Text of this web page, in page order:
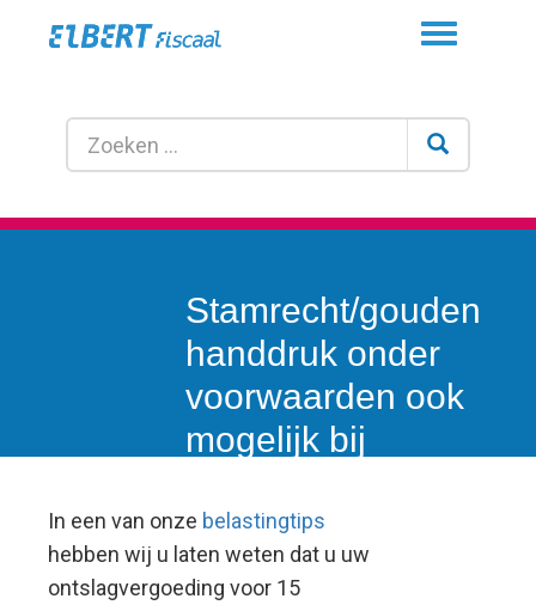
Toggle
Stamrecht/gouden
handdruk onder
voorwaarden ook
mogelijk bij
In een van onze belastingtips
hebben wij u laten weten dat u uw
ontslagvergoeding voor 15